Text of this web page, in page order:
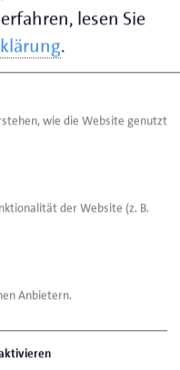
Einführung
ausreichend
Profitieren Sie von
sich optimal auf Ihre
vor.
online und kostenfrei
Handelskammer
lesen Sie
.
wie die Website genutzt
der Website (z. B.
Anbietern.